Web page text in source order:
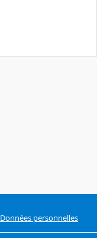
Données personnelles